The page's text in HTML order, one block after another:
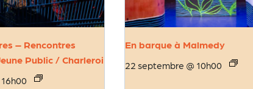
– Rencontres
Public / Charleroi
En barque à Malmedy
22 septembre @ 10h00